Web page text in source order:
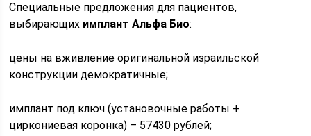
Специальные предложения для пациентов,
выбирающих имплант Альфа Био:
цены на вживление оригинальной израильской
конструкции демократичные;
имплант под ключ (установочные работы +
циркониевая коронка) – 57430 рублей;